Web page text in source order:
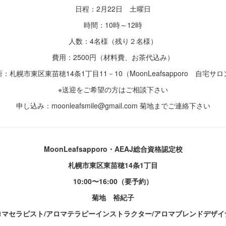
日程：2月22日 土曜日
時間：10時～12時
人数：4名様（残り２名様）
費用：2500円（材料費、お茶代込み）
：札幌市東区東苗穂14条1丁目11－10（MoonLeafsapporo 自宅サロ
※送迎をご希望の方はご相談下さい
申し込み：moonleafsmile@gmail.com 菊地までご連絡下さい
MoonLeafsapporo・AEAJ総合資格認定校
札幌市東区東苗穂14条1丁目
10:00〜16:00（要予約）
菊地 裕紀子
セラピスト/アロマテラピーインストラクター/アロマブレンドデザ